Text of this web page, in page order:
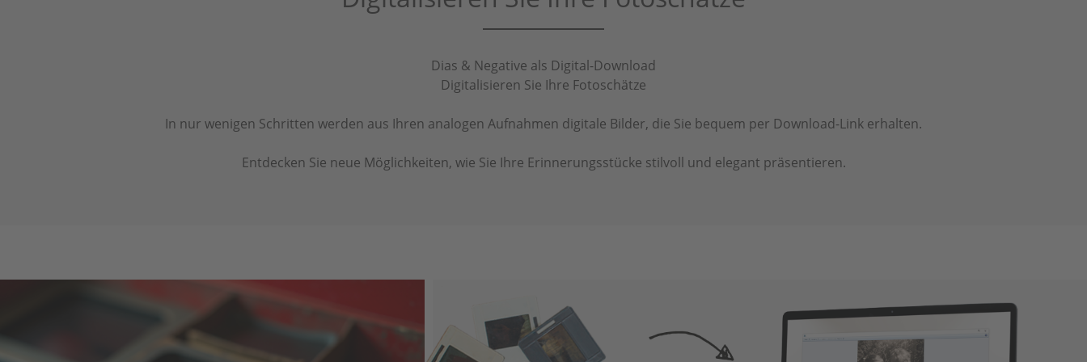
Dias & Negative als Digital-Download
Digitalisieren Sie Ihre Fotoschätze
In nur wenigen Schritten werden aus Ihren analogen Aufnahmen digitale Bilder, die Sie bequem per Download-Link erhalten.
Entdecken Sie neue Möglichkeiten, wie Sie Ihre Erinnerungsstücke stilvoll und elegant präsentieren.